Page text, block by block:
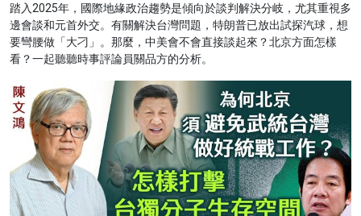
踏入2025年，國際地緣政治趨勢是傾向於談判解決分岐，尤其重視多
邊會談和元首外交。有關解決台灣問題，特朗普已放出試探汽球，想
要彎腰做「大刁」。那麼，中美會不會直接談起來？北京方面怎樣
看？一起聽聽時事評論員關品方的分析。